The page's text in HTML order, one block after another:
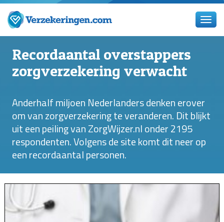
Recordaantal overstappers
zorgverzekering verwacht
Anderhalf miljoen Nederlanders denken erover
om van zorgverzekering te veranderen. Dit blijkt
uit een peiling van ZorgWijzer.nl onder 2195
respondenten. Volgens de site komt dit neer op
een recordaantal personen.